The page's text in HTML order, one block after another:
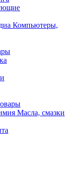
Компьютеры,
Масла, смазки